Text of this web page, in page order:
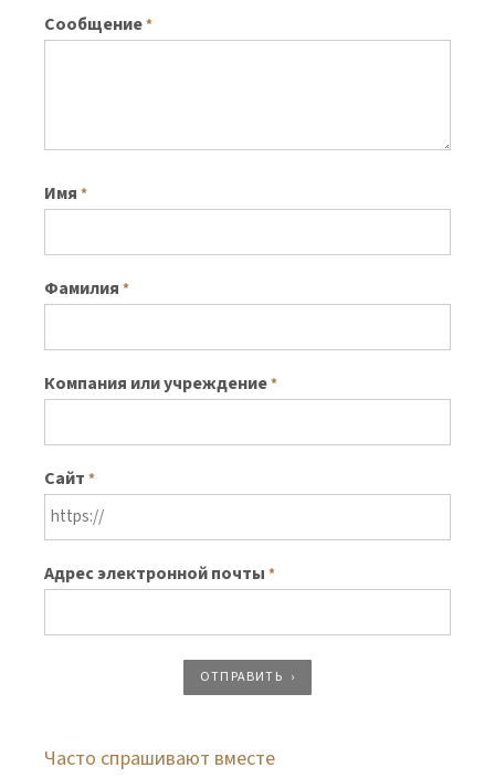
Сообщение*
Имя *
Фамилия *
Компания или учреждение*
Сайт *
Адрес электронной почты *
ОТПРАВИТЬ
Часто спрашивают вместе